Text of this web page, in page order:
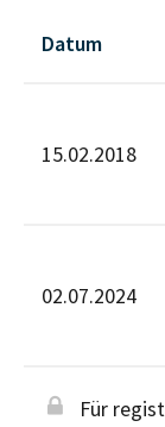
Datum
15.02.2018
02.07.2024
Für